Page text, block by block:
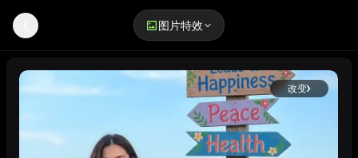
图片特效
阳光海洋祝福 - AI 图片特效生成器 | WeryAI
改变